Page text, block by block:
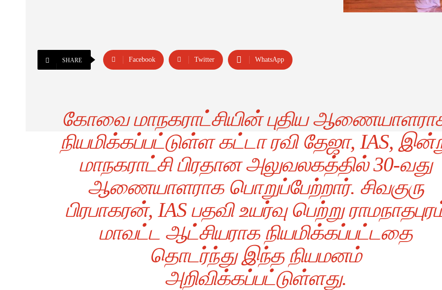
SHARE Facebook Twitter WhatsApp
கோவை மாநகராட்சியின் புதிய
நியமிக்கப்பட்டுள்ள கட்டா ரவி தேஜா, IAS,
மாநகராட்சி பிரதான அலுவலகத்தில் 30-வது
ஆணையாளராக பொறுப்பேற்றார். சிவகுரு
பிரபாகரன், IAS பதவி உயர்வு பெற்று
மாவட்ட ஆட்சியராக நியமிக்கப்பட்டதை
தொடர்ந்து இந்த நியமனம்
அறிவிக்கப்பட்டுள்ளது.